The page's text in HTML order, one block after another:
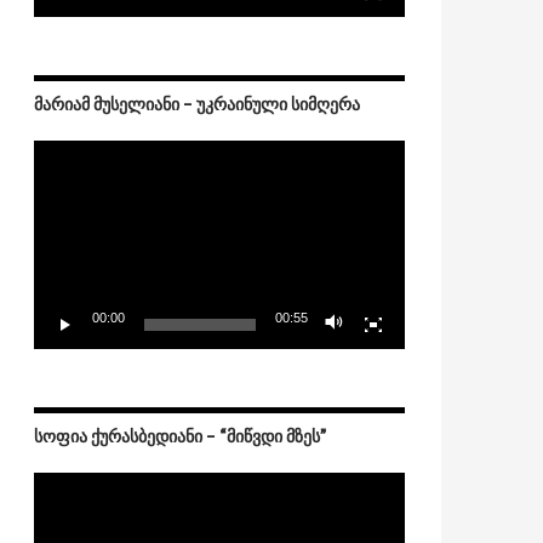
ᲛᲐᲠᲘᲐᲛ ᲛᲣᲡᲔᲚᲘᲐᲜᲘ – ᲣᲙᲠᲐᲘᲜᲣᲚᲘ ᲡᲘᲛᲦᲔᲠᲐ
00:00 00:55
ᲡᲝᲤᲘᲐ ᲥᲣᲠᲐᲡᲑᲔᲓᲘᲐᲜᲘ – “ᲛᲘᲬᲕᲓᲘ ᲛᲖᲔᲡ”